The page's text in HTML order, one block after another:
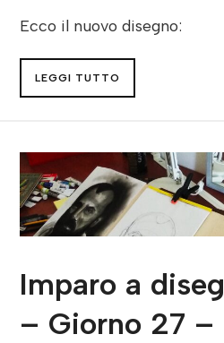
Ecco il nuovo disegno:
LEGGI TUTTO
Imparo a
– Giorno 27 –